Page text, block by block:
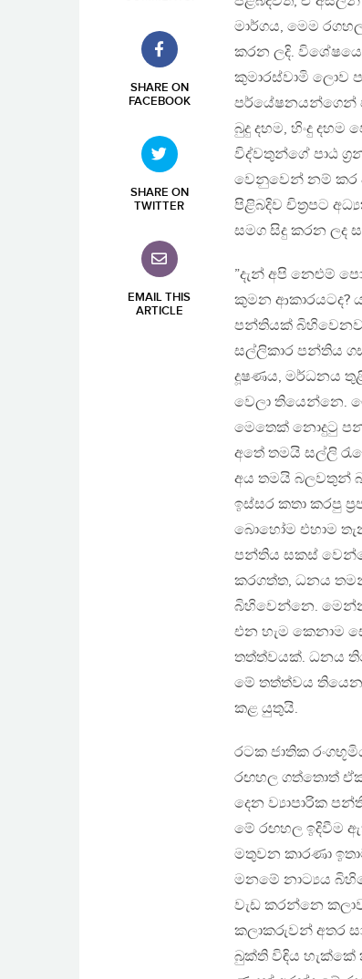
SHARE ON
FACEBOOK
SHARE ON
TWITTER
EMAIL THIS
ARTICLE
මාර්ගය, මෙම
කරන ලදි.
කුමාරස්වාමි ලොව
පර්යේෂනයන්ගෙන්
බුදු දහම, හිංදු දහම
විද්වතුන්ගේ පාඨ
වෙනුවෙන් නම් කර
පිළිබදිව චිත්‍රපට
සමග සිදු කරන ලද
”දැන් අපි නෙළුම්
කුමන ආකාරයටද?
පන්තියක්
සල්ලිකාර පන්තිය
දූෂණය, මර්ධනය
වෙලා තියෙන්නෙ.
මෙතෙක් නොදුටු
අතේ තමයි සල්ලි
අය තමයි බලවතුන්
ඉස්සර කතා කරපු
බොහෝම එහාම
පන්තිය සකස්
කරගත්ත, ධනය
බිහිවෙන්නෙ.
එන හැම කෙනාම
තත්ත්වයක්. ධනය
මේ තත්ත්වය
කළ යුතුයි.
රටක ජාතික
රඟහල ගත්තොත්
දෙන ව්‍යාපාරික
මේ රඟහල ඉදිවීම
මතුවන කාරණා
මනමේ නාට්‍යය
වැඩ කරන්නෙ
කලාකරුවන් අතර
බුක්ති විඳිය හැක්කේ